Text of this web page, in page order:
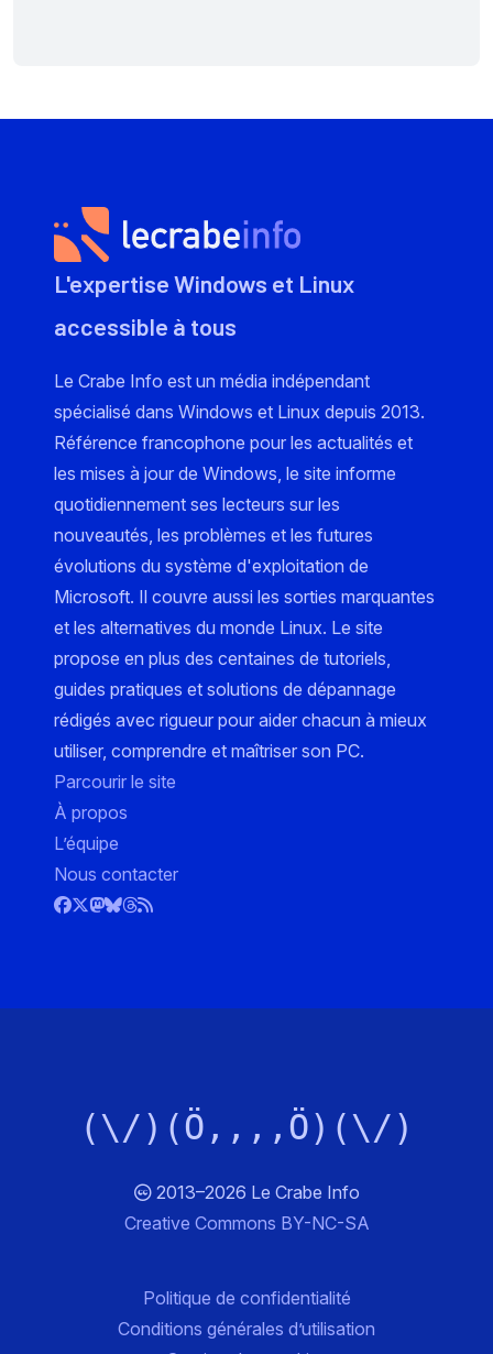
L'expertise Windows et Linux
accessible à tous
Le Crabe Info est un média indépendant
spécialisé dans Windows et Linux depuis 2013.
Référence francophone pour les actualités et
les mises à jour de Windows, le site informe
quotidiennement ses lecteurs sur les
nouveautés, les problèmes et les futures
évolutions du système d'exploitation de
Microsoft. Il couvre aussi les sorties marquantes
et les alternatives du monde Linux. Le site
propose en plus des centaines de tutoriels,
guides pratiques et solutions de dépannage
rédigés avec rigueur pour aider chacun à mieux
utiliser, comprendre et maîtriser son PC.
Parcourir le site
À propos
L’équipe
Nous contacter
(\/)(Ö,,,,Ö)(\/)
2013–2026 Le Crabe Info
Creative Commons BY-NC-SA
Politique de confidentialité
Conditions générales d’utilisation